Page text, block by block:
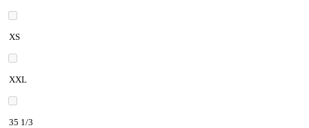
XS
XXL
35 1/3